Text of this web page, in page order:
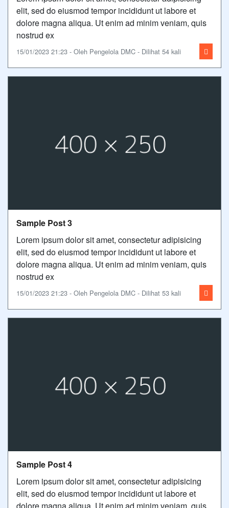
elit, sed do eiusmod tempor incididunt ut labore et
dolore magna aliqua. Ut enim ad minim veniam, quis
nostrud ex
15/01/2023 21:23 - Oleh Pengelola DMC - Dilihat 54 kali
Sample Post 3
Lorem ipsum dolor sit amet, consectetur adipisicing
elit, sed do eiusmod tempor incididunt ut labore et
dolore magna aliqua. Ut enim ad minim veniam, quis
nostrud ex
15/01/2023 21:23 - Oleh Pengelola DMC - Dilihat 53 kali
Sample Post 4
Lorem ipsum dolor sit amet, consectetur adipisicing
elit, sed do eiusmod tempor incididunt ut labore et